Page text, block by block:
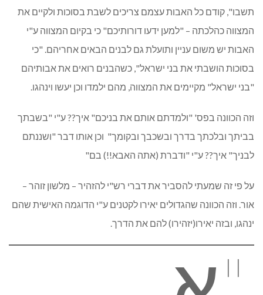
תשבו", קודם כל האבות עצמם צריכים לשבת בסוכות ולקיים את
המצווה כהלכתה – "למען ידעו דורותיכם" כי בקיום המצווה ע"י
האבות יש משום עניין ותועלת גם לבנים הבאים אחריהם. "כי
בסוכות הושבתי את בני ישראל", כשהבנים רואים את אבותיהם
"בני ישראל" מקיימים את המצווה, מהם ילמדו וכן יעשו וינהגו.
וזה הכוונה בפס' "ולמדתם אותם את בניכם" איך?? ע"י "בשבתך
בביתך ובלכתך בדרך ובשכבך ובקומך" וכן אותו דבר "ושננתם
לבניך" איך?? ע"י "ודברת (אתה האבא!!) בם"
על פי זה שמעתי להסביר את דברי רש"י להזהיר – מלשון זוהר –
אור. וזה הכוונה שהגדולים יאירו לקטנים ע"י הדוגמה האישית שהם
ינהגו, ובזה יאירו(יזהירו) להם את הדרך.